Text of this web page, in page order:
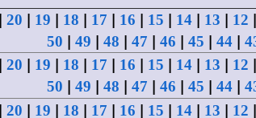
|
12
|
13
|
14
|
15
|
16
|
17
|
18
|
19
|
20
|
|
44
|
45
|
46
|
47
|
48
|
49
|
50
|
12
|
13
|
14
|
15
|
16
|
17
|
18
|
19
|
20
|
|
44
|
45
|
46
|
47
|
48
|
49
|
50
|
12
|
13
|
14
|
15
|
16
|
17
|
18
|
19
|
20
|